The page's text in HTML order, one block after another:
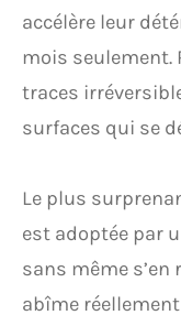
accélère leur
mois seulement.
traces
surfaces qui se
Le plus
est adoptée par
sans même s’en
abîme